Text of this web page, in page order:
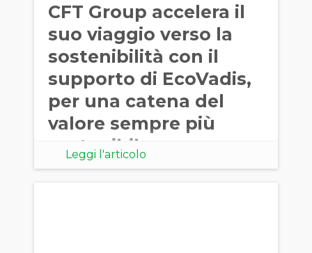
CFT Group accelera il
suo viaggio verso la
sostenibilità con il
supporto di EcoVadis,
per una catena del
valore sempre più
sostenibile
Leggi l'articolo